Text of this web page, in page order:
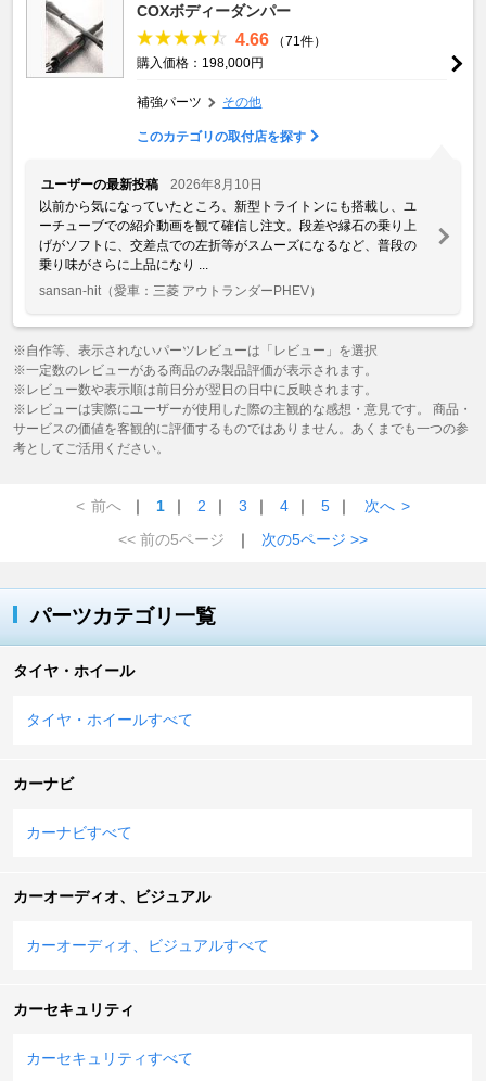
COXボディーダンパー
4.66
（71件）
購入価格：198,000円
補強パーツ その他
このカテゴリの取付店を探す
ユーザーの最新投稿
2026年8月10日
以前から気になっていたところ、新型トライトンにも搭載し、ユ
ーチューブでの紹介動画を観て確信し注文。段差や縁石の乗り上
げがソフトに、交差点での左折等がスムーズになるなど、普段の
乗り味がさらに上品になり ...
sansan-hit （愛車：三菱 アウトランダーPHEV）
※自作等、表示されないパーツレビューは「レビュー」を選択
※一定数のレビューがある商品のみ製品評価が表示されます。
※レビュー数や表示順は前日分が翌日の日中に反映されます。
※レビューは実際にユーザーが使用した際の主観的な感想・意見です。 商品・
サービスの価値を客観的に評価するものではありません。あくまでも一つの参
考としてご活用ください。
< 前へ ｜ 1 ｜ 2 ｜ 3 ｜ 4 ｜ 5 ｜ 次へ >
<< 前の5ページ
｜ 次の5ページ >>
パーツカテゴリ一覧
タイヤ・ホイール
タイヤ・ホイールすべて
カーナビ
カーナビすべて
カーオーディオ、ビジュアル
カーオーディオ、ビジュアルすべて
カーセキュリティ
カーセキュリティすべて